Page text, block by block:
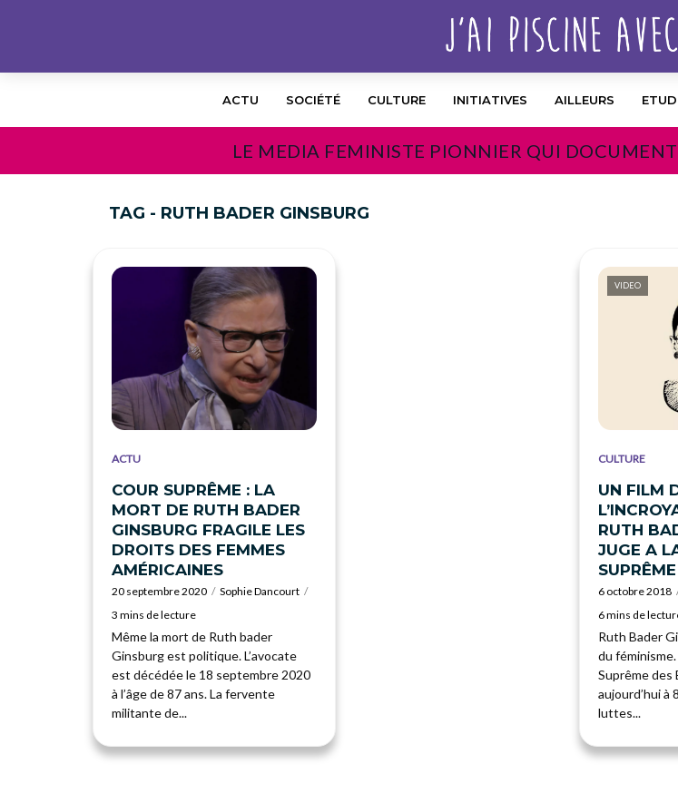
ACTU SOCIÉTÉ CULTURE INITIATIVES AILLEURS
LE MEDIA FEMINISTE PIONNIER QUI
TAG - RUTH BADER GINSBURG
ACTU
COUR SUPRÊME : LA
MORT DE RUTH BADER
GINSBURG FRAGILE LES
DROITS DES FEMMES
AMÉRICAINES
20 septembre 2020
Sophie Dancourt
3 mins de lecture
Même la mort de Ruth bader
Ginsburg est politique. L’avocate
est décédée le 18 septembre 2020
à l’âge de 87 ans. La fervente
militante de...
VIDEO
CULTURE
UN FILM
RUTH
JUGE A
SUPRÊME
6 octobre 2018
6 mins de
Ruth Bader
du
Suprême des
aujourd’hui à
luttes...